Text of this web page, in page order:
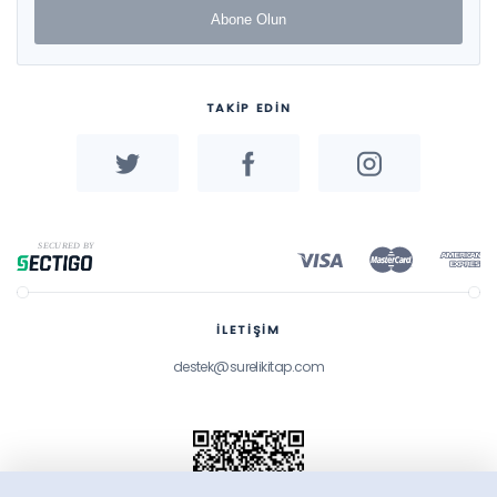
Abone Olun
TAKİP EDİN
İLETİŞİM
destek@surelikitap.com